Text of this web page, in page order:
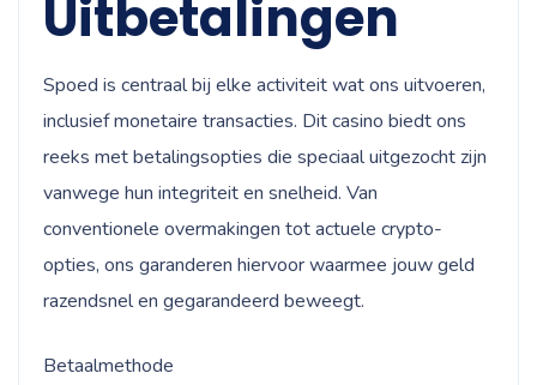
Uitbetalingen
Spoed is centraal bij elke activiteit wat ons uitvoeren,
inclusief monetaire transacties. Dit casino biedt ons
reeks met betalingsopties die speciaal uitgezocht zijn
vanwege hun integriteit en snelheid. Van
conventionele overmakingen tot actuele crypto-
opties, ons garanderen hiervoor waarmee jouw geld
razendsnel en gegarandeerd beweegt.
Betaalmethode